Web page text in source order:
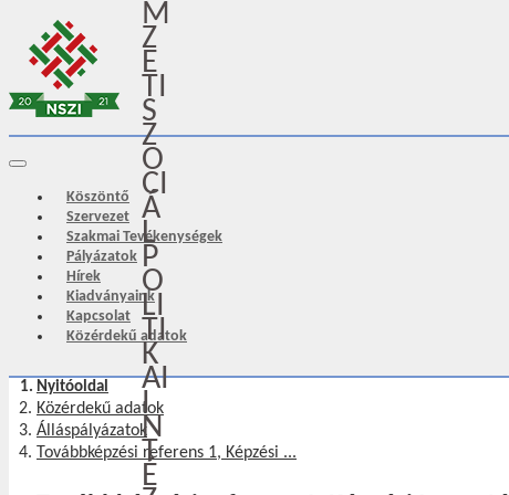
M
Z
E
TI
S
Z
O
CI
Á
L
P
O
LI
TI
K
AI
I
N
T
É
Köszöntő
Szervezet
Szakmai Tevékenységek
Pályázatok
Hírek
Kiadványaink
Kapcsolat
Közérdekű adatok
Nyitóoldal
Közérdekű adatok
Álláspályázatok
Továbbképzési referens 1, Képzési ...